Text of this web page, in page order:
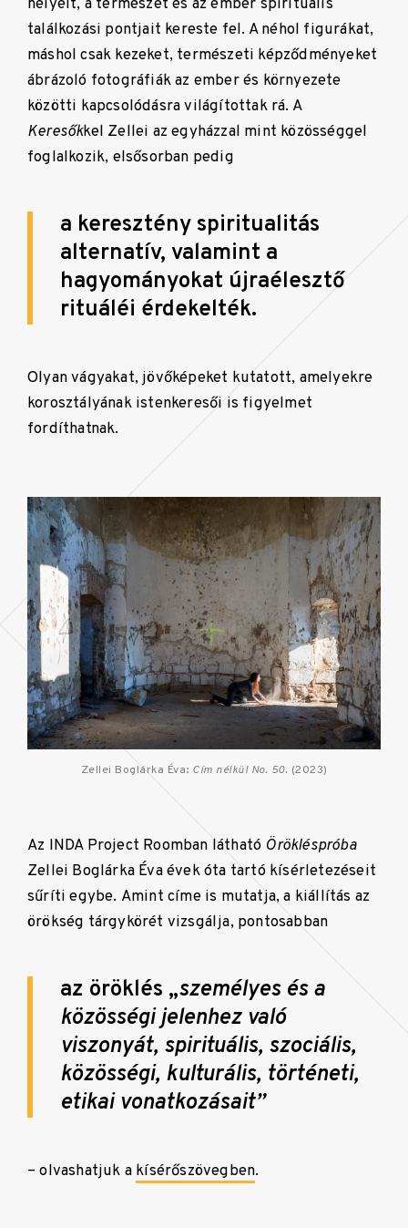
helyeit, a természet és az ember spirituális
találkozási pontjait kereste fel. A néhol figurákat,
máshol csak kezeket, természeti képződményeket
ábrázoló fotográfiák az ember és környezete
közötti kapcsolódásra világítottak rá. A
Keresőkkel Zellei az egyházzal mint közösséggel
foglalkozik, elsősorban pedig
a keresztény spiritualitás
alternatív, valamint a
hagyományokat újraélesztő
rituáléi érdekelték.
Olyan vágyakat, jövőképeket kutatott, amelyekre
korosztályának istenkeresői is figyelmet
fordíthatnak.
Zellei Boglárka Éva: Cím nélkül No. 50. (2023)
Az INDA Project Roomban látható Örökléspróba
Zellei Boglárka Éva évek óta tartó kísérletezéseit
sűríti egybe. Amint címe is mutatja, a kiállítás az
örökség tárgykörét vizsgálja, pontosabban
az öröklés „személyes és a
közösségi jelenhez való
viszonyát, spirituális, szociális,
közösségi, kulturális, történeti,
etikai vonatkozásait”
– olvashatjuk a kísérőszövegben.